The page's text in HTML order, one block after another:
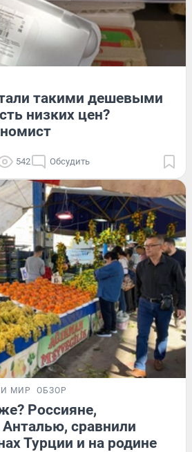
такими дешевыми
низких цен?
542 Обсудить
МИР ОБЗОР
Россияне,
сравнили
Турции и на родине